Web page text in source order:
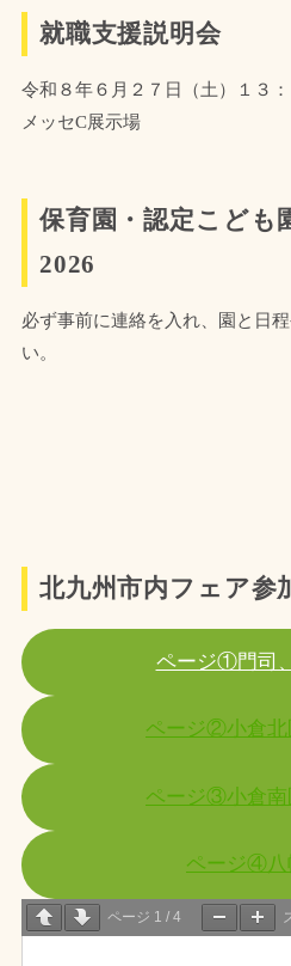
就職支援説明会
令和８年６月２７日（土）１３
メッセC展示場
保育園・認定こども
2026
必ず事前に連絡を入れ、園と日
い。
北九州市内フェア参
ページ①門司
ページ②小倉北
ページ③小倉南
ページ④八
ページ 1 / 4